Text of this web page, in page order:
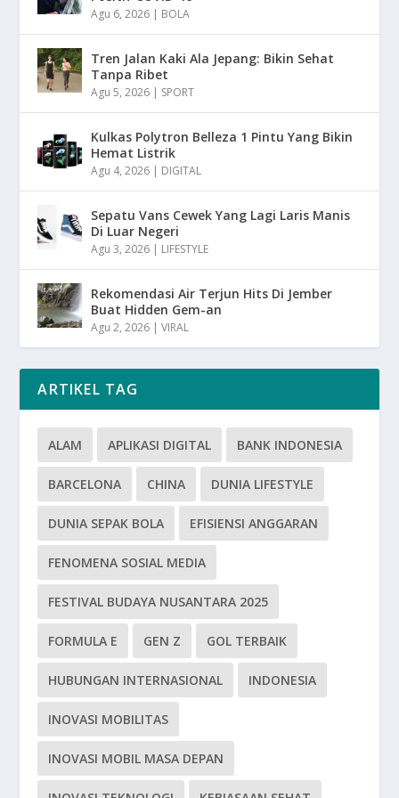
Agu 6, 2026 | BOLA
Tren Jalan Kaki Ala Jepang: Bikin Sehat
Tanpa Ribet
Agu 5, 2026 | SPORT
Kulkas Polytron Belleza 1 Pintu Yang Bikin
Hemat Listrik
Agu 4, 2026 | DIGITAL
Sepatu Vans Cewek Yang Lagi Laris Manis
Di Luar Negeri
Agu 3, 2026 | LIFESTYLE
Rekomendasi Air Terjun Hits Di Jember
Buat Hidden Gem-an
Agu 2, 2026 |VIRAL
ARTIKEL TAG
ALAM APLIKASI DIGITAL BANK INDONESIA
BARCELONA CHINA DUNIA LIFESTYLE
DUNIA SEPAK BOLA EFISIENSI ANGGARAN
FENOMENA SOSIAL MEDIA
FESTIVAL BUDAYA NUSANTARA 2025
FORMULA E GEN Z GOL TERBAIK
HUBUNGAN INTERNASIONAL INDONESIA
INOVASI MOBILITAS
INOVASI MOBIL MASA DEPAN